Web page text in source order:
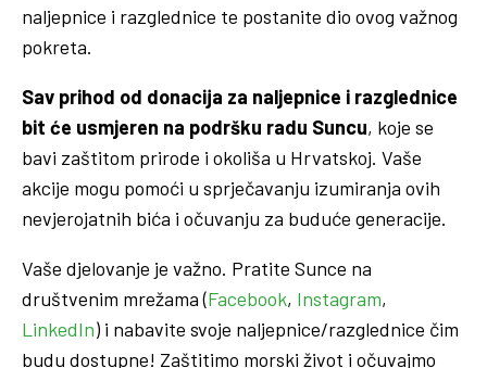
naljepnice i razglednice te postanite dio ovog važnog
pokreta.
Sav prihod od donacija za naljepnice i razglednice
bit će usmjeren na podršku radu Suncu, koje se
bavi zaštitom prirode i okoliša u Hrvatskoj. Vaše
akcije mogu pomoći u sprječavanju izumiranja ovih
nevjerojatnih bića i očuvanju za buduće generacije.
Vaše djelovanje je važno. Pratite Sunce na
društvenim mrežama (Facebook, Instagram,
LinkedIn) i nabavite svoje naljepnice/razglednice čim
budu dostupne! Zaštitimo morski život i očuvajmo